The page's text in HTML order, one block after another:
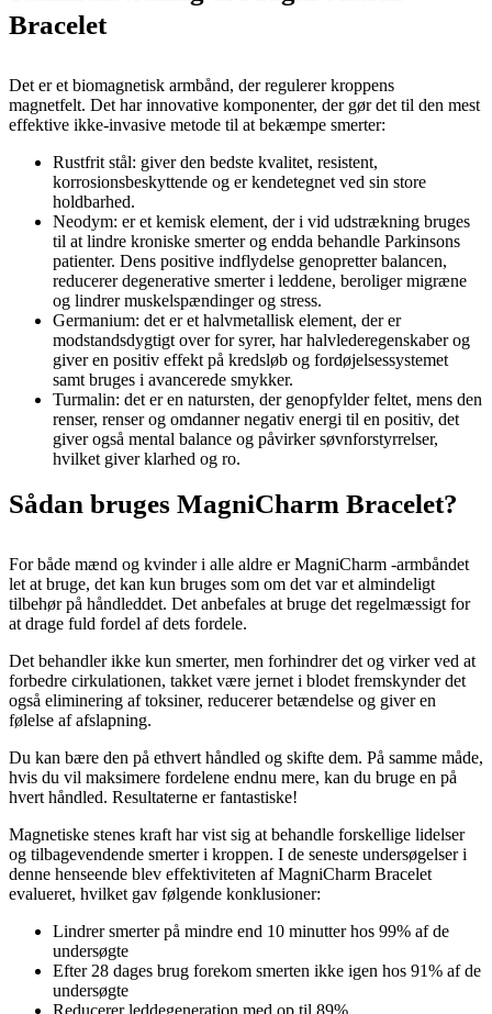
Bracelet
Det er et biomagnetisk armbånd, der regulerer kroppens
magnetfelt. Det har innovative komponenter, der gør det til den mest
effektive ikke-invasive metode til at bekæmpe smerter:
Rustfrit stål: giver den bedste kvalitet, resistent,
korrosionsbeskyttende og er kendetegnet ved sin store
holdbarhed.
Neodym: er et kemisk element, der i vid udstrækning bruges
til at lindre kroniske smerter og endda behandle Parkinsons
patienter. Dens positive indflydelse genopretter balancen,
reducerer degenerative smerter i leddene, beroliger migræne
og lindrer muskelspændinger og stress.
Germanium: det er et halvmetallisk element, der er
modstandsdygtigt over for syrer, har halvlederegenskaber og
giver en positiv effekt på kredsløb og fordøjelsessystemet
samt bruges i avancerede smykker.
Turmalin: det er en natursten, der genopfylder feltet, mens den
renser, renser og omdanner negativ energi til en positiv, det
giver også mental balance og påvirker søvnforstyrrelser,
hvilket giver klarhed og ro.
Sådan bruges MagniCharm Bracelet?
For både mænd og kvinder i alle aldre er MagniCharm -armbåndet
let at bruge, det kan kun bruges som om det var et almindeligt
tilbehør på håndleddet. Det anbefales at bruge det regelmæssigt for
at drage fuld fordel af dets fordele.
Det behandler ikke kun smerter, men forhindrer det og virker ved at
forbedre cirkulationen, takket være jernet i blodet fremskynder det
også eliminering af toksiner, reducerer betændelse og giver en
følelse af afslapning.
Du kan bære den på ethvert håndled og skifte dem. På samme måde,
hvis du vil maksimere fordelene endnu mere, kan du bruge en på
hvert håndled. Resultaterne er fantastiske!
Magnetiske stenes kraft har vist sig at behandle forskellige lidelser
og tilbagevendende smerter i kroppen. I de seneste undersøgelser i
denne henseende blev effektiviteten af ​​MagniCharm Bracelet
evalueret, hvilket gav følgende konklusioner:
Lindrer smerter på mindre end 10 minutter hos 99% af de
undersøgte
Efter 28 dages brug forekom smerten ikke igen hos 91% af de
undersøgte
Reducerer leddegeneration med op til 89%